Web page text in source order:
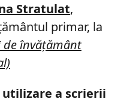
Stratulat,
primar, la
învăţământ
a scrierii